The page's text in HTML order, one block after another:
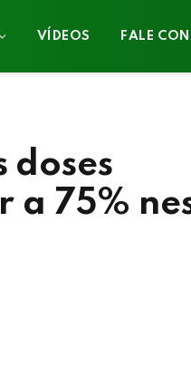
VÍDEOS FALE
doses
a 75%